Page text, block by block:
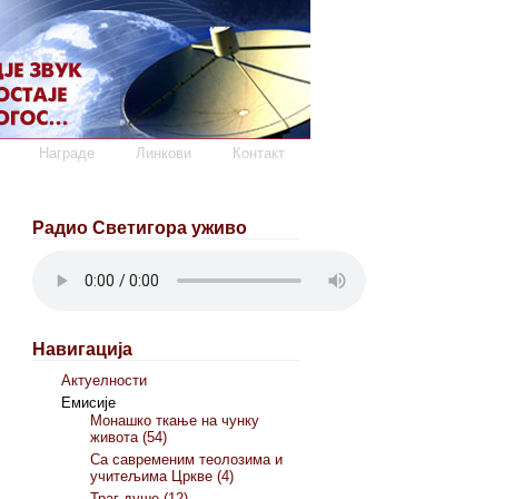
Награде Линкови
Контакт
Радио Светигора уживо
Навигација
Актуелности
Емисије
Монашко ткање на чунку
живота (54)
Са савременим теолозима и
учитељима Цркве (4)